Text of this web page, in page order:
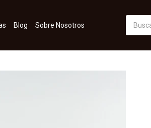
Blog Sobre Nosotros